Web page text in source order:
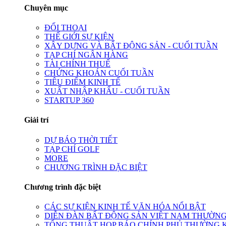
Chuyên mục
ĐỐI THOẠI
THẾ GIỚI SỰ KIỆN
XÂY DỰNG VÀ BẤT ĐỘNG SẢN - CUỐI TUẦN
TẠP CHÍ NGÂN HÀNG
TÀI CHÍNH THUẾ
CHỨNG KHOÁN CUỐI TUẦN
TIÊU ĐIỂM KINH TẾ
XUẤT NHẬP KHẨU - CUỐI TUẦN
STARTUP 360
Giải trí
DỰ BÁO THỜI TIẾT
TẠP CHÍ GOLF
MORE
CHƯƠNG TRÌNH ĐẶC BIỆT
Chương trình đặc biệt
CÁC SỰ KIỆN KINH TẾ VĂN HÓA NỔI BẬT
DIỄN ĐÀN BẤT ĐỘNG SẢN VIỆT NAM